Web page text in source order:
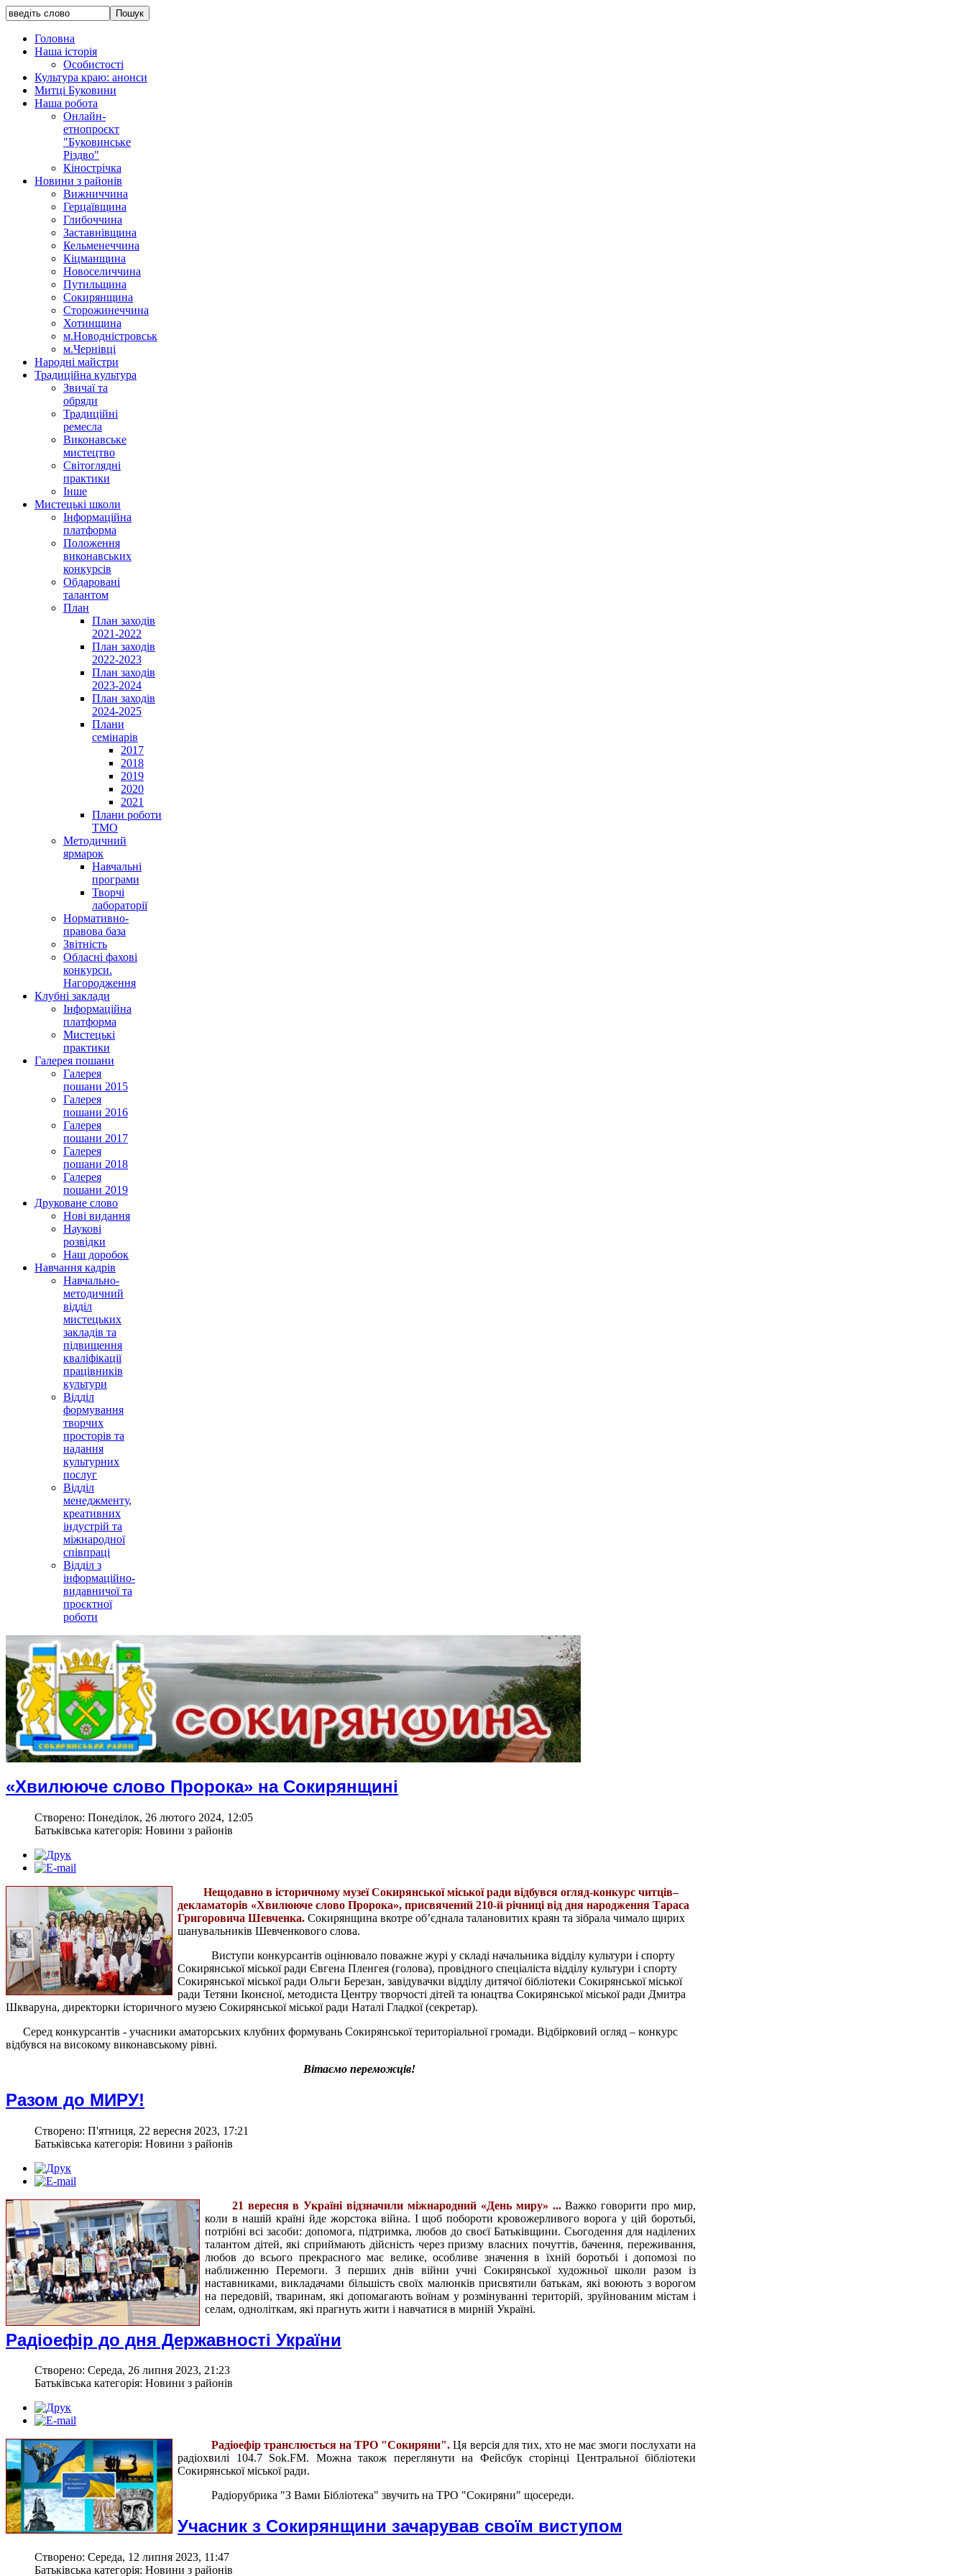
Головна
Наша історія
Особистості
Культура краю: анонси
Митці Буковини
Наша робота
Онлайн-
етнопроєкт
"Буковинське
Різдво"
Кінострічка
Новини з районів
Вижниччина
Герцаївщина
Глибоччина
Заставнівщина
Кельменеччина
Кіцманщина
Новоселиччина
Путильщина
Сокирянщина
Сторожинеччина
Хотинщина
м.Новодністровськ
м.Чернівці
Народні майстри
Традиційна культура
Звичаї та
обряди
Традиційні
ремесла
Виконавське
мистецтво
Світоглядні
практики
Інше
Мистецькі школи
Інформаційна
платформа
Положення
виконавських
конкурсів
Обдаровані
талантом
План
План заходів
2021-2022
План заходів
2022-2023
План заходів
2023-2024
План заходів
2024-2025
Плани
семінарів
2017
2018
2019
2020
2021
Плани роботи
ТМО
Методичний
ярмарок
Навчальні
програми
Творчі
лабораторії
Нормативно-
правова база
Звітність
Обласні фахові
конкурси.
Нагородження
Клубні заклади
Інформаційна
платформа
Мистецькі
практики
Галерея пошани
Галерея
пошани 2015
Галерея
пошани 2016
Галерея
пошани 2017
Галерея
пошани 2018
Галерея
пошани 2019
Друковане слово
Нові видання
Наукові
розвідки
Наш доробок
Навчання кадрів
Навчально-
методичний
відділ
мистецьких
закладів та
підвищення
кваліфікації
працівників
культури
Відділ
формування
творчих
просторів та
надання
культурних
послуг
Відділ
менеджменту,
креативних
індустрій та
міжнародної
співпраці
Відділ з
інформаційно-
видавничої та
проєктної
роботи
«Хвилююче слово Пророка» на Сокирянщині
Створено: Понеділок, 26 лютого 2024, 12:05
Батьківська категорія: Новини з районів
Нещодавно в історичному музеї Сокирянської міської ради відбувся огляд-конкурс читців–
декламаторів «Хвилююче слово Пророка», присвячений 210-й річниці від дня народження Тараса
Григоровича Шевченка. Сокирянщина вкотре об’єднала талановитих краян та зібрала чимало щирих
шанувальників Шевченкового слова.
Виступи конкурсантів оцінювало поважне журі у складі начальника відділу культури і спорту
Сокирянської міської ради Євгена Пленгея (голова), провідного спеціаліста відділу культури і спорту
Сокирянської міської ради Ольги Березан, завідувачки відділу дитячої бібліотеки Сокирянської міської
ради Тетяни Іконєної, методиста Центру творчості дітей та юнацтва Сокирянської міської ради Дмитра
Шкваруна, директорки історичного музею Сокирянської міської ради Наталі Гладкої (секретар).
Серед конкурсантів - учасники аматорських клубних формувань Сокирянської територіальної громади. Відбірковий огляд – конкурс
відбувся на високому виконавському рівні.
Вітаємо переможців!
Разом до МИРУ!
Створено: П'ятниця, 22 вересня 2023, 17:21
Батьківська категорія: Новини з районів
21 вересня в Україні відзначили міжнародний «День миру» ... Важко говорити про мир,
коли в нашій країні йде жорстока війна. І щоб побороти кровожерливого ворога у цій боротьбі,
потрібні всі засоби: допомога, підтримка, любов до своєї Батьківщини. Сьогодення для наділених
талантом дітей, які сприймають дійсність через призму власних почуттів, бачення, переживання,
любов до всього прекрасного має велике, особливе значення в їхній боротьбі і допомозі по
наближенню Перемоги. З перших днів війни учні Сокирянської художньої школи разом із
наставниками, викладачами більшість своїх малюнків присвятили батькам, які воюють з ворогом
на передовій, тваринам, які допомагають воїнам у розмінуванні територій, зруйнованим містам і
селам, одноліткам, які прагнуть жити і навчатися в мирній Україні.
Радіоефір до дня Державності України
Створено: Середа, 26 липня 2023, 21:23
Батьківська категорія: Новини з районів
Радіоефір транслюється на ТРО "Сокиряни". Ця версія для тих, хто не має змоги послухати на
радіохвилі 104.7 Sok.FM. Можна також переглянути на Фейсбук сторінці Центральної бібліотеки
Сокирянської міської ради.
Радіорубрика "З Вами Бібліотека" звучить на ТРО "Сокиряни" щосереди.
Учасник з Сокирянщини зачарував своїм виступом
Створено: Середа, 12 липня 2023, 11:47
Батьківська категорія: Новини з районів